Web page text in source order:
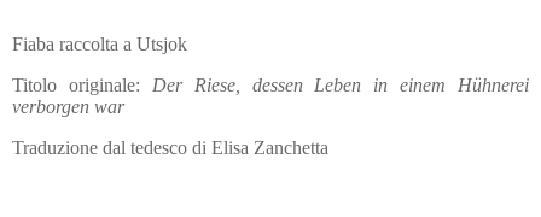
Fiaba raccolta a Utsjok
Titolo originale: Der Riese, dessen Leben in einem Hühnerei
verborgen war
Traduzione dal tedesco di Elisa Zanchetta